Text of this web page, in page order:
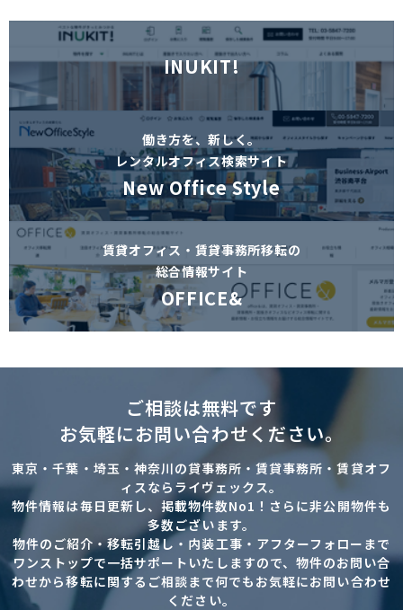
INUKIT!
働き方を、新しく。
レンタルオフィス検索サイト
New Office Style
賃貸オフィス・賃貸事務所移転の
総合情報サイト
OFFICE&
ご相談は無料です
お気軽にお問い合わせください。
東京・千葉・埼玉・神奈川の貸事務所・賃貸事務所・賃貸オフ
ィスならライヴェックス。
物件情報は毎日更新し、掲載物件数No1！さらに非公開物件も
多数ございます。
物件のご紹介・移転引越し・内装工事・アフターフォローまで
ワンストップで一括サポートいたしますので、物件のお問い合
わせから移転に関するご相談まで何でもお気軽にお問い合わせ
ください。